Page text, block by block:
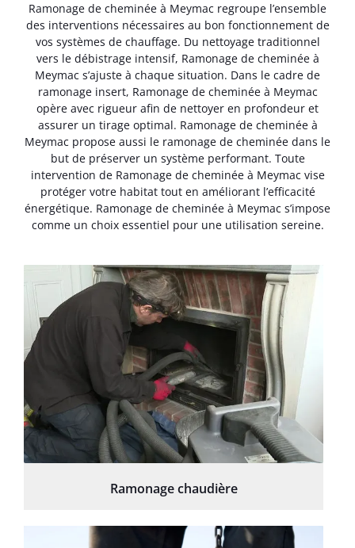
Ramonage de cheminée à Meymac regroupe l’ensemble
des interventions nécessaires au bon fonctionnement de
vos systèmes de chauffage. Du nettoyage traditionnel
vers le débistrage intensif, Ramonage de cheminée à
Meymac s’ajuste à chaque situation. Dans le cadre de
ramonage insert, Ramonage de cheminée à Meymac
opère avec rigueur afin de nettoyer en profondeur et
assurer un tirage optimal. Ramonage de cheminée à
Meymac propose aussi le ramonage de cheminée dans le
but de préserver un système performant. Toute
intervention de Ramonage de cheminée à Meymac vise
protéger votre habitat tout en améliorant l’efficacité
énergétique. Ramonage de cheminée à Meymac s’impose
comme un choix essentiel pour une utilisation sereine.
Ramonage chaudière